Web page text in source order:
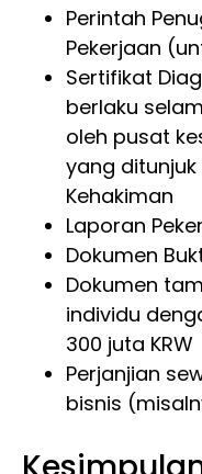
Perintah
Pekerjaan
Sertifikat
berlaku
oleh pusat
yang
Kehakiman
Laporan
Dokumen
Dokumen
individu
300 juta KRW
Perjanjian
bisnis